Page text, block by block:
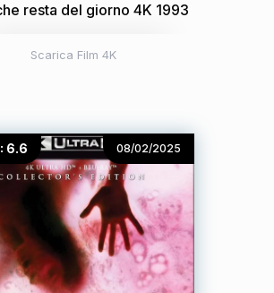
resta del giorno 4K 1993
Scarica Film 4K
6.6 08/02/2025